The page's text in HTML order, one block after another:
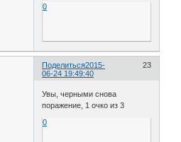
0
Поделиться 23
2015-
06-24 19:49:40
Увы, черными снова
поражение, 1 очко из 3
0